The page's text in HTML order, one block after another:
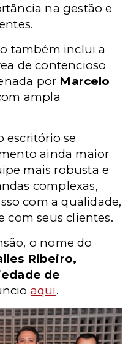
na gestão e
também inclui a
de contencioso
por Marcelo
ampla
escritório se
ainda maior
mais robusta e
complexas,
com a qualidade,
com seus clientes.
o nome do
Ribeiro,
de
aqui.